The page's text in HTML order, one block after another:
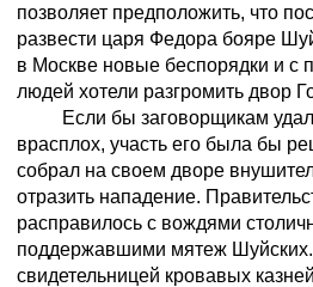
позволяет предположить, что
развести царя Федора бояре
в Москве новые беспорядки и с
людей хотели разгромить двор
Если бы заговорщикам
врасплох, участь его была бы
собрал на своем дворе
отразить нападение.
расправилось с вождями
поддержавшими мятеж Шуйских.
свидетельницей кровавых